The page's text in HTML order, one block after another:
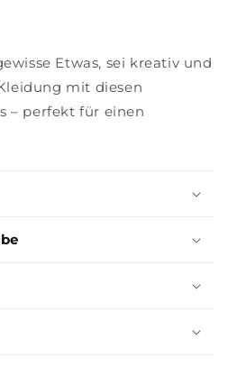
Etwas, sei kreativ und
mit diesen
– perfekt für einen